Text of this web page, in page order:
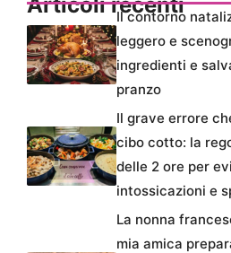
Il contorno
leggero e
ingredienti e
pranzo
Il grave errore
cibo cotto: la
delle 2 ore per
intossicazioni e
La nonna
mia amica